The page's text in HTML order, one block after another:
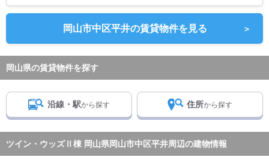
岡山市中区平井の賃貸物件を見る ＞
岡山県の賃貸物件を探す
沿線・駅から探す 住所から探す
ツイン・ウッズⅡ棟 岡山県岡山市中区平井周辺の建物情報